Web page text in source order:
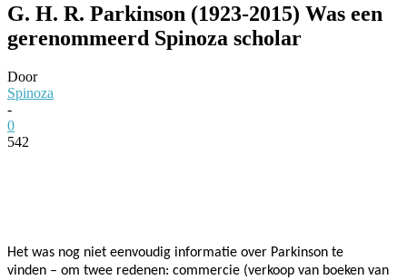
G. H. R. Parkinson (1923-2015) Was een
gerenommeerd Spinoza scholar
Door
Spinoza
-
0
542
Het was nog niet eenvoudig informatie over Parkinson te
vinden – om twee redenen: commercie (verkoop van boeken van